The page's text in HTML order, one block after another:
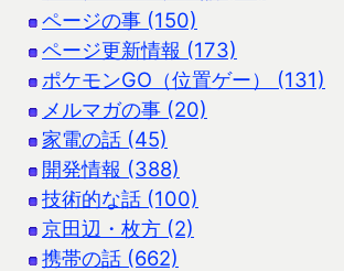
ページの事 (150)
ページ更新情報 (173)
ポケモンGO（位置ゲー） (131)
メルマガの事 (20)
家電の話 (45)
開発情報 (388)
技術的な話 (100)
京田辺・枚方 (2)
携帯の話 (662)